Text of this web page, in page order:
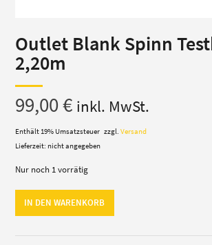
Outlet Blank Spinn
2,20m
99,00€ inkl. MwSt.
Enthält 19% Umsatzsteuer zzgl.Versand
Lieferzeit: nicht angegeben
Nur noch 1 vorrätig
IN DEN WARENKORB